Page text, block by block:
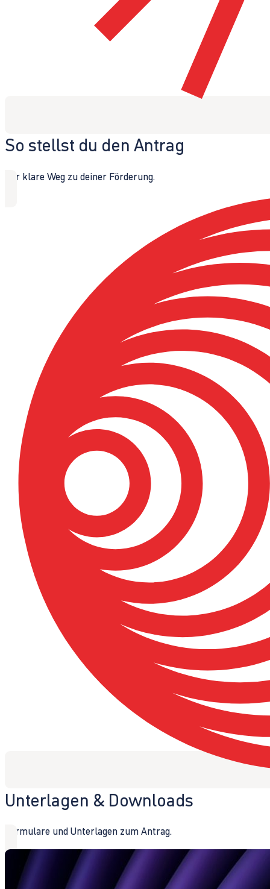
So stellst du den Antrag
Der klare Weg zu deiner Förderung.
Unterlagen & Downloads
Formulare und Unterlagen zum Antrag.